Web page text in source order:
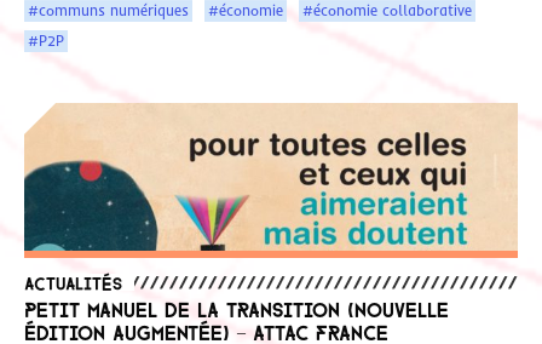
#communs numériques #économie
#économie collaborative
#P2P
Actualités
Petit manuel de la transition (nouvelle
édition augmentée) – Attac France